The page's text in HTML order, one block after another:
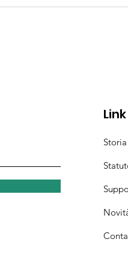
Vicinia Granda di Ville
duemilaventicinque, il